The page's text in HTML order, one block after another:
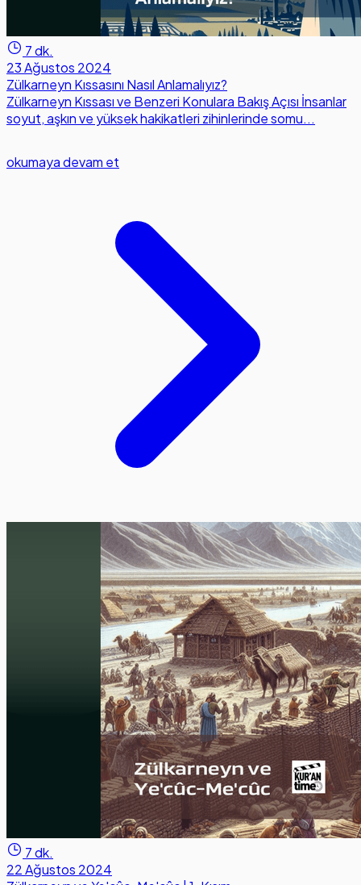
7 dk.
23 Ağustos 2024
Zülkarneyn Kıssasını Nasıl Anlamalıyız?
Zülkarneyn Kıssası ve Benzeri Konulara Bakış Açısı İnsanlar
soyut, aşkın ve yüksek hakikatleri zihinlerinde somu...
okumaya devam et
7 dk.
22 Ağustos 2024